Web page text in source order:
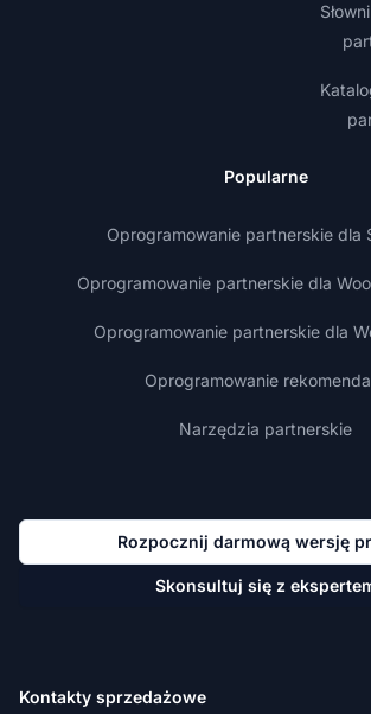
Popularne
Oprogramowanie partnerskie dla
Oprogramowanie partnerskie dla
Oprogramowanie partnerskie dla
Oprogramowanie
Narzędzia partnerskie
Rozpocznij darmową wersję
Skonsultuj się z
Kontakty sprzedażowe